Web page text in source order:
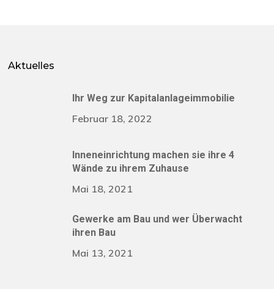
Aktuelles
Ihr Weg zur Kapitalanlageimmobilie
Februar 18, 2022
Inneneinrichtung machen sie ihre 4
Wände zu ihrem Zuhause
Mai 18, 2021
Gewerke am Bau und wer Überwacht
ihren Bau
Mai 13, 2021